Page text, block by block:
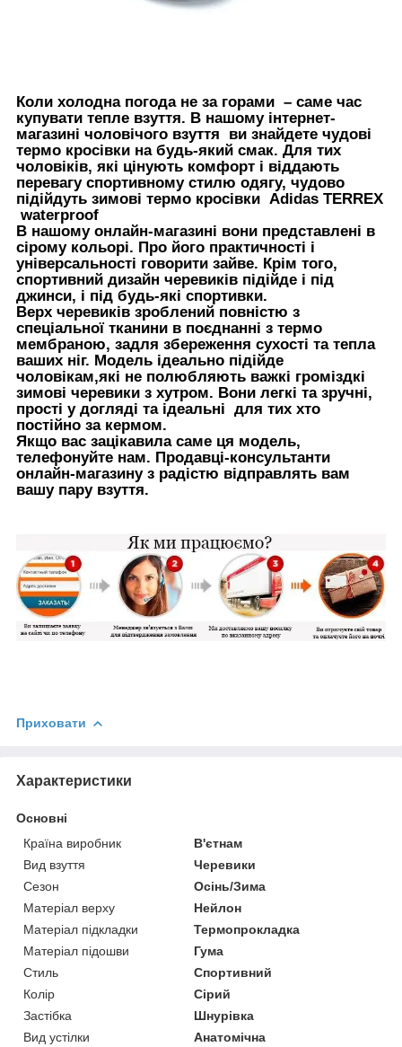
Коли холодна погода не за горами – саме час
купувати тепле взуття. В нашому інтернет-
магазині чоловічого взуття ви знайдете чудові
термо кросівки на будь-який смак. Для тих
чоловіків, які цінують комфорт і віддають
перевагу спортивному стилю одягу, чудово
підійдуть зимові термо кросівки Adidas TERREX
waterproof
В нашому онлайн-магазині вони представлені в
сірому кольорі. Про його практичності і
універсальності говорити зайве. Крім того,
спортивний дизайн черевиків підійде і під
джинси, і під будь-які спортивки.
Верх черевиків зроблений повністю з
спеціальної тканини в поєднанні з термо
мембраною, задля збереження сухості та тепла
ваших ніг. Модель ідеально підійде
чоловікам,які не полюбляють важкі громіздкі
зимові черевики з хутром. Вони легкі та зручні,
прості у догляді та ідеальні для тих хто
постійно за кермом.
Якщо вас зацікавила саме ця модель,
телефонуйте нам. Продавці-консультанти
онлайн-магазину з радістю відправлять вам
вашу пару взуття.
Приховати
Характеристики
Основні
Країна виробник
В'єтнам
Вид взуття
Черевики
Сезон
Осінь/Зима
Матеріал верху
Нейлон
Матеріал підкладки
Термопрокладка
Матеріал підошви
Гума
Стиль
Спортивний
Колір
Сірий
Застібка
Шнурівка
Вид устілки
Анатомічна